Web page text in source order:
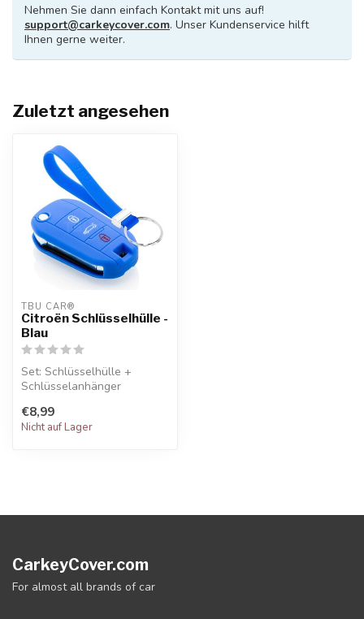
Nehmen Sie dann einfach Kontakt mit uns auf!
support@carkeycover.com. Unser Kundenservice hilft
Ihnen gerne weiter.
Zuletzt angesehen
TBU CAR®
Citroën Schlüsselhülle -
Blau
Set: Schlüsselhülle +
Schlüsselanhänger
€8,99
Nicht auf Lager
CarkeyCover.com
For almost all brands of car